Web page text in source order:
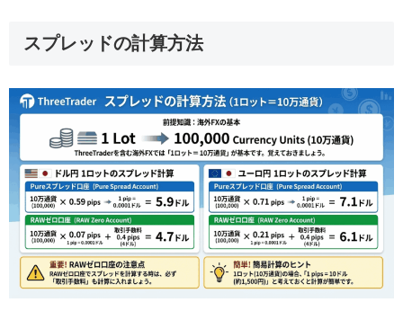
スプレッドの計算方法